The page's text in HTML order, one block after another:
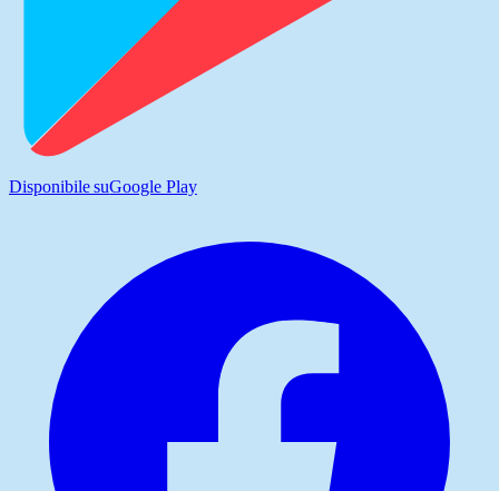
Disponibile suGoogle Play